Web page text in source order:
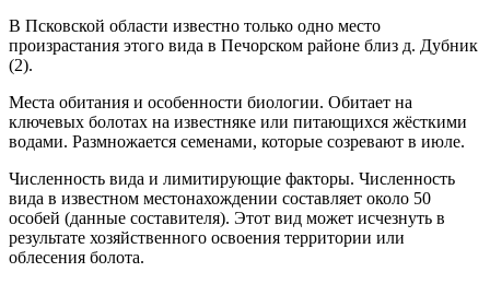
В Псковской области известно только одно ме­сто
произрастания этого вида в Печорском районе близ д. Дубник
(2).
Места обитания и особенности биологии. Обитает на
ключевых болотах на известняке или пи­тающихся жёсткими
водами. Размножается семена­ми, которые созревают в июле.
Численность вида и лимитирующие факто­ры. Численность
вида в известном местонахождении составляет около 50
особей (данные составителя). Этот вид может исчезнуть в
результате хозяйствен­ного освоения территории или
облесения болота.